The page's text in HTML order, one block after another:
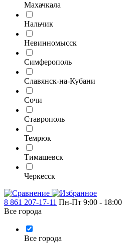
Махачкала
Нальчик
Невинномысск
Симферополь
Славянск-на-Кубани
Сочи
Ставрополь
Темрюк
Тимашевск
Черкесск
8 861 207-17-11 Пн-Пт 9:00 - 18:00
Все города
Все города